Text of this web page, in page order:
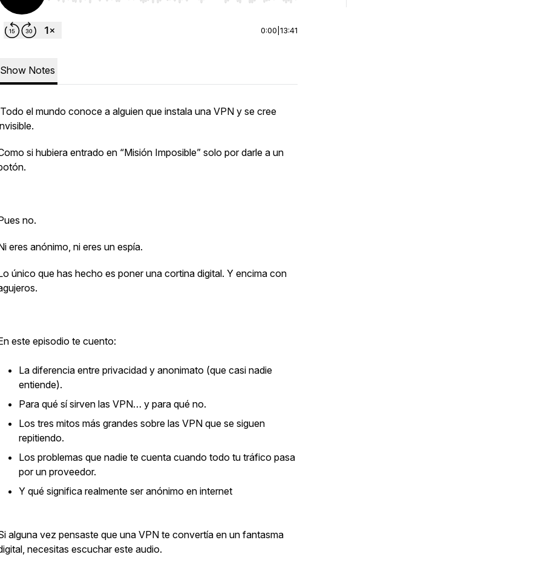
0:00 13:41
Show Notes
Todo el mundo conoce a alguien que instala una VPN y se cree
si hubiera entrado en “Misión Imposible” solo por darle a un
no.
eres anónimo, ni eres un espía.
único que has hecho es poner una cortina digital. Y encima con
este episodio te cuento:
La diferencia entre privacidad y anonimato (que casi nadie
entiende).
Para qué sí sirven las VPN… y para qué no.
Los tres mitos más grandes sobre las VPN que se siguen
repitiendo.
Los problemas que nadie te cuenta cuando todo tu tráfico pasa
por un proveedor.
Y qué significa realmente ser anónimo en internet
alguna vez pensaste que una VPN te convertía en un fantasma
necesitas escuchar este audio.